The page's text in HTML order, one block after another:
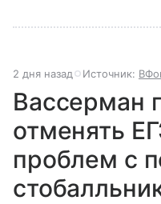
2 дня назад Источник:
Вассерман
отменять
проблем с